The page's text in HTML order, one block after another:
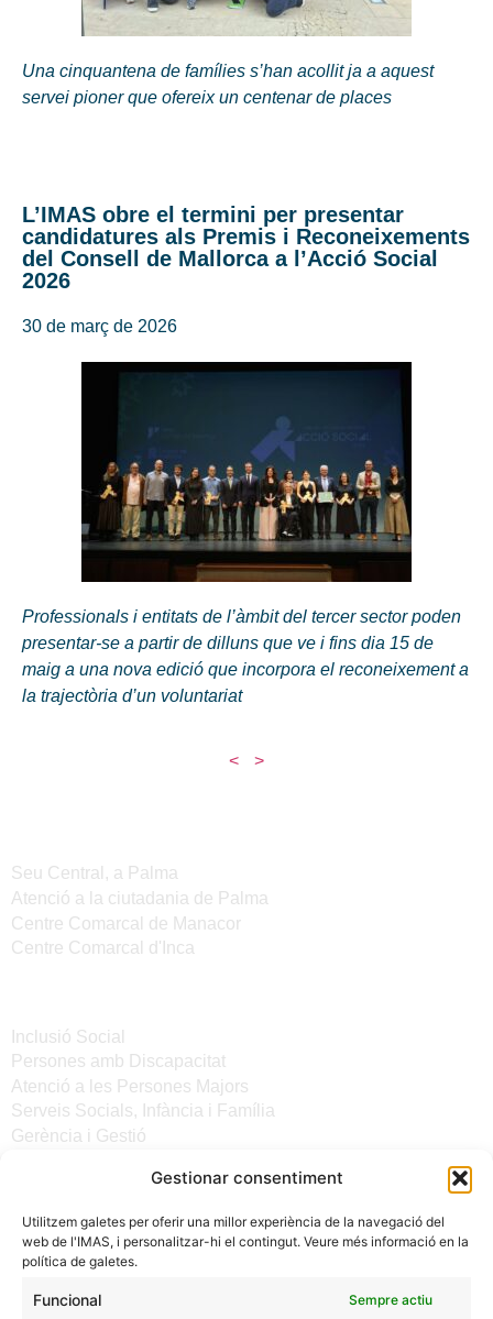
Gestionar consentiment
Utilitzem galetes per oferir una millor experiència de la navegació del
web de l'IMAS, i personalitzar-hi el contingut. Veure més informació en la
política de galetes.
Funcional Sempre actiu
Una cinquantena de famílies s’han acollit ja a aquest
servei pioner que ofereix un centenar de places
L’IMAS obre el termini per presentar
candidatures als Premis i Reconeixements
del Consell de Mallorca a l’Acció Social
2026
30 de març de 2026
Professionals i entitats de l’àmbit del tercer sector poden
presentar-se a partir de dilluns que ve i fins dia 15 de
maig a una nova edició que incorpora el reconeixement a
la trajectòria d’un voluntariat
< >
Seu Central, a Palma
Atenció a la ciutadania de Palma
Centre Comarcal de Manacor
Centre Comarcal d'Inca
Inclusió Social
Persones amb Discapacitat
Atenció a les Persones Majors
Serveis Socials, Infància i Família
Gerència i Gestió
Altres enllaços
Notícies
Seu electrònica del CiM
Avís legal
Protecció de Dades